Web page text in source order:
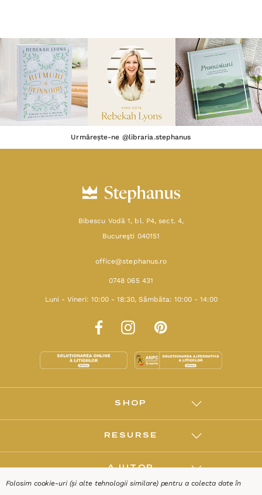
Urmărește-ne @libraria.stephanus
Bibescu Vodă 1, bl. P4, sect. 4,
Bucureşti 040151
office@stephanus.ro
0748 065 431
Luni - Vineri: 10:00 - 18:30, Sâmbăta: 10:00 - 14:00
SHOP
RESURSE
AJUTOR
Folosim cookie-uri (și alte tehnologii similare) pentru a colecta date în